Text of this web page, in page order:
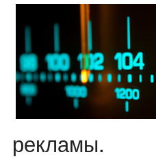
рекламы.